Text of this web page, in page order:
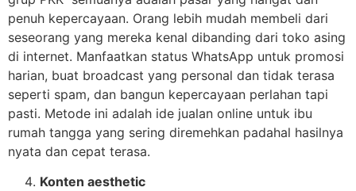
penuh kepercayaan. Orang lebih mudah membeli dari
seseorang yang mereka kenal dibanding dari toko asing
di internet. Manfaatkan status WhatsApp untuk promosi
harian, buat broadcast yang personal dan tidak terasa
seperti spam, dan bangun kepercayaan perlahan tapi
pasti. Metode ini adalah ide jualan online untuk ibu
rumah tangga yang sering diremehkan padahal hasilnya
nyata dan cepat terasa.
Konten aesthetic